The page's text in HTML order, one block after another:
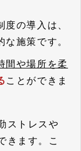
の導入は、
施策です。
間や場所を柔
ことができま
ストレスや
きます。こ